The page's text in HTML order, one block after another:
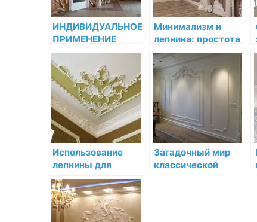
ИНДИВИДУАЛЬНОЕ
ПРИМЕНЕНИЕ
ЛЕПНИНЫ В
ИНТЕРЬЕРЕ
Минимализм и
лепнина: простота
и изящество в
современном
интерьере
Использование
лепнины для
создания
акцентных точек
Загадочный мир
классической